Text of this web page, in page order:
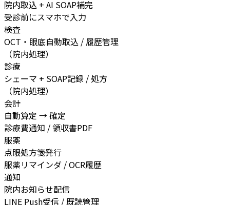
院内取込 + AI SOAP補完
受診前にスマホで入力
検査
OCT・眼底自動取込 / 履歴管理
（院内処理）
診療
シェーマ + SOAP記録 / 処方
（院内処理）
会計
自動算定 → 確定
診療費通知 / 領収書PDF
服薬
点眼処方箋発行
服薬リマインダ / OCR履歴
通知
院内お知らせ配信
LINE Push受信 / 既読管理